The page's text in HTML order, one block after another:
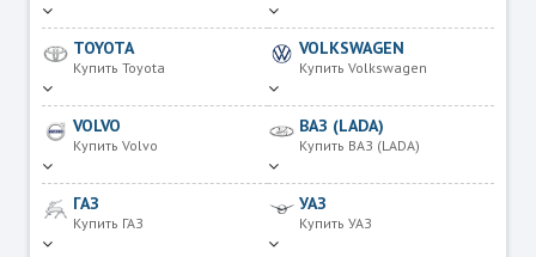
TOYOTA
Купить Toyota
VOLKSWAGEN
Купить Volkswagen
VOLVO
Купить Volvo
ВАЗ (LADA)
Купить ВАЗ (LADA)
ГАЗ
Купить ГАЗ
УАЗ
Купить УАЗ